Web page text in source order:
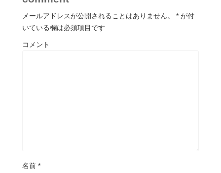
メールアドレスが公開されることはありません。 * が付
いている欄は必須項目です
コメント
名前 *